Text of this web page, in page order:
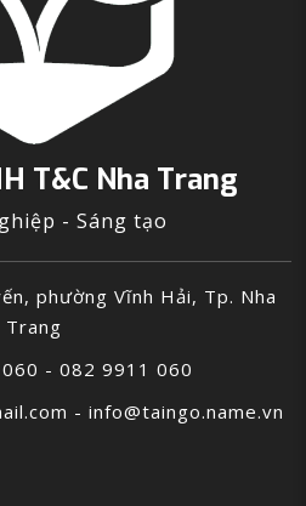
T&C Nha Trang
- Sáng tạo
phường Vĩnh Hải, Tp. Nha
Trang
- 082 9911 060
- info@taingo.name.vn